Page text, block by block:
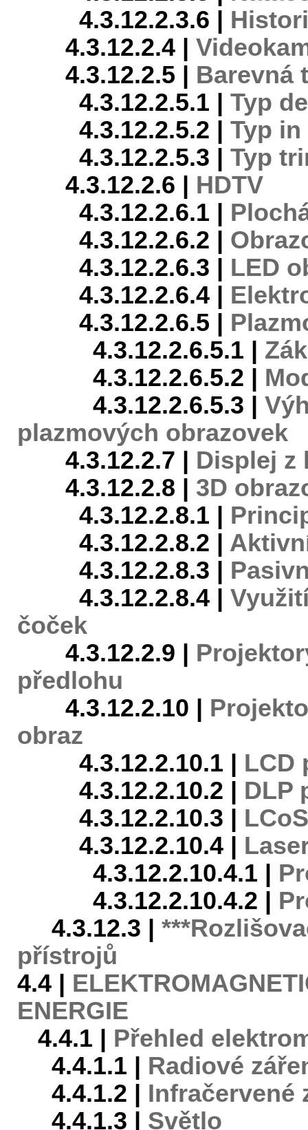
4.3.12.2.3.6 |
4.3.12.2.4 |
4.3.12.2.5 | Barevná
4.3.12.2.5.1 | Typ
4.3.12.2.5.2 | Typ
4.3.12.2.5.3 | Typ
4.3.12.2.6 | HDTV
4.3.12.2.6.1 |
4.3.12.2.6.2 |
4.3.12.2.6.3 | LED
4.3.12.2.6.4 |
4.3.12.2.6.5 |
4.3.12.2.6.5.1 |
4.3.12.2.6.5.2 |
4.3.12.2.6.5.3 |
plazmových obrazovek
4.3.12.2.7 | Displej z
4.3.12.2.8 | 3D
4.3.12.2.8.1 |
4.3.12.2.8.2 |
4.3.12.2.8.3 |
4.3.12.2.8.4 |
čoček
4.3.12.2.9 |
předlohu
4.3.12.2.10 |
obraz
4.3.12.2.10.1 | LCD
4.3.12.2.10.2 | DLP
4.3.12.2.10.3 |
4.3.12.2.10.4 |
4.3.12.2.10.4.1 |
4.3.12.2.10.4.2 |
4.3.12.3 |
přístrojů
4.4 |
ENERGIE
4.4.1 | Přehled
4.4.1.1 | Radiové
4.4.1.2 | Infračervené
4.4.1.3 | Světlo